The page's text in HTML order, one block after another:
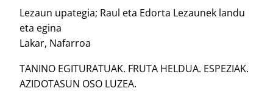
Lezaun upategia; Raul eta Edorta Lezaunek landu
eta egina
Lakar, Nafarroa
TANINO EGITURATUAK. FRUTA HELDUA. ESPEZIAK.
AZIDOTASUN OSO LUZEA.